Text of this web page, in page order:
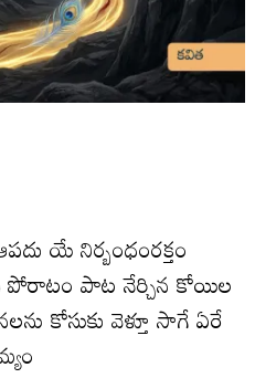
యే నిర్బంధంరక్తం
పోరాటం పాట నేర్చిన కోయిల
కోసుకు వెళ్తూ సాగే ఏరే